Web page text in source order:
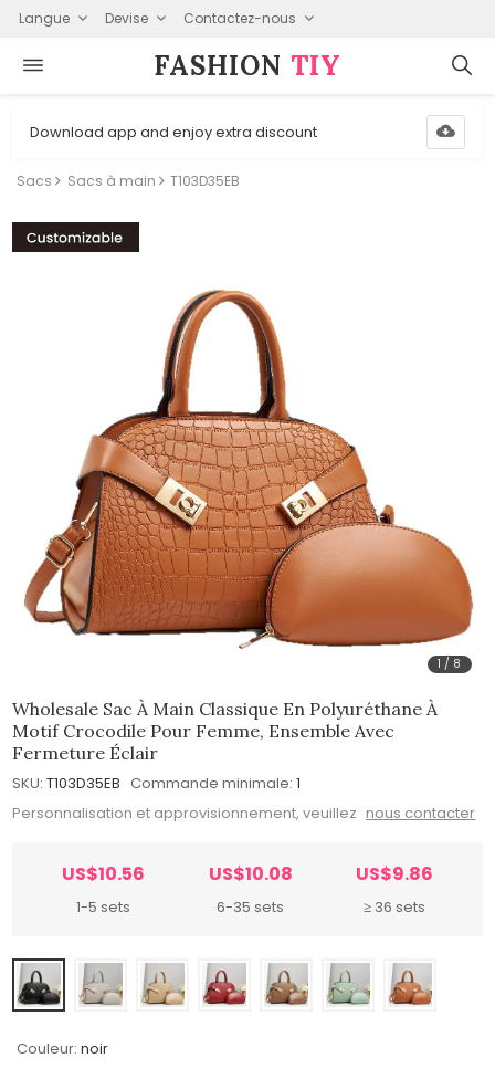
Langue Devise Contactez-nous
FASHION⁠ TIY
Download app and enjoy extra discount
Sacs Sacs à main T103D35EB
1 / 8
Wholesale Sac À Main Classique En Polyuréthane À
Motif Crocodile Pour Femme, Ensemble Avec
Fermeture Éclair
SKU: T103D35EB Commande minimale: 1
Personnalisation et approvisionnement, veuillez nous contacter
US$10.56
1-5 sets
US$10.08
6-35 sets
US$9.86
≥ 36 sets
Couleur: noir